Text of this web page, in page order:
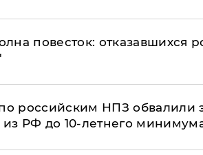
повесток: отказавшихся
российским НПЗ обвалили
из РФ до 10-летнего